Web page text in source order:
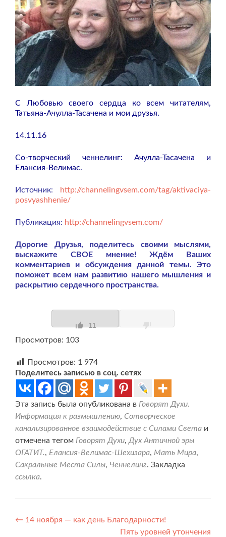
С Любовью своего сердца ко всем читателям,
Татьяна-Ачулла-Тасачена и мои друзья.
14.11.16
Со-творческий ченнелинг: Ачулла-Тасачена и
Елансия-Велимас.
Источник: http://channelingvsem.com/tag/aktivaciya-
posvyashhenie/
Публикация: http://channelingvsem.com/
Дорогие Друзья, поделитесь своими мыслями,
выскажите СВОЕ мнение! Ждём Ваших
комментариев и обсуждения данной темы. Это
поможет всем нам развитию нашего мышления и
раскрытию сердечного пространства.
11
Просмотров: 103
Просмотров: 1 974
Поделитесь записью в соц. сетях
Эта запись была опубликована в Говорят Духи.
Информация к размышлению, Сотворческое
канализированное взаимодействие с Силами Света и
отмечена тегом Говорят Духи, Дух Античной эры
ОГАТИТ., Елансия-Велимас-Шехизара, Мать Мира,
Сакральные Места Силы, Ченнелинг. Закладка
ссылка.
Навигация
← 14 ноября — как день Благодарности!
Пять уровней утончения